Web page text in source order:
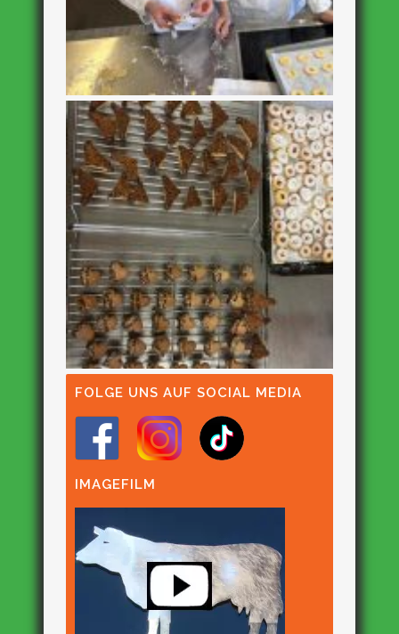
FOLGE UNS AUF SOCIAL MEDIA
IMAGEFILM